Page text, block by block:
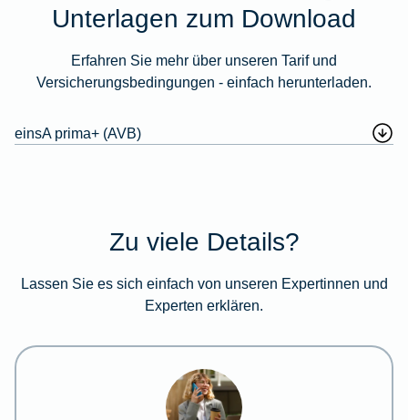
Unterlagen zum Download
Erfahren Sie mehr über unseren Tarif und
Versicherungsbedingungen - einfach herunterladen.
einsA prima+ (AVB)
Zu viele Details?
Lassen Sie es sich einfach von unseren Expertinnen und
Experten erklären.